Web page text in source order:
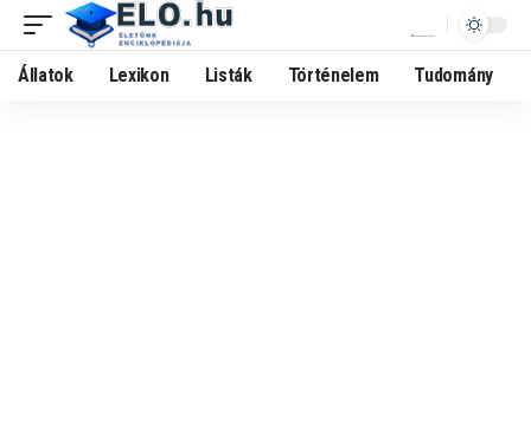
Állatok Lexikon Listák Történelem Tudomány